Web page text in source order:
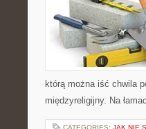
którą można iść chwila
międzyreligijny. Na
CATEGORIES: JAK NIE